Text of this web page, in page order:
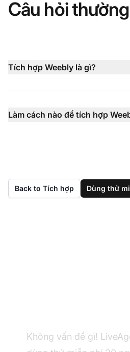
Câu hỏi
Tích hợp Weebly là gì?
Làm cách nào để tích hợp
Back to Tích hợp Dùng thử
Không vấn đề gì!